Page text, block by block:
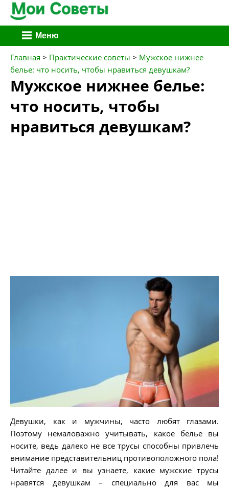
Перейти
к
содержимому
Меню
Главная > Практические советы > Мужское нижнее
белье: что носить, чтобы нравиться девушкам?
Мужское нижнее белье:
что носить, чтобы
нравиться девушкам?
Девушки, как и мужчины, часто любят глазами.
Поэтому немаловажно учитывать, какое белье вы
носите, ведь далеко не все трусы способны привлечь
внимание представительниц противоположного пола!
Читайте далее и вы узнаете, какие мужские трусы
нравятся девушкам – специально для вас мы